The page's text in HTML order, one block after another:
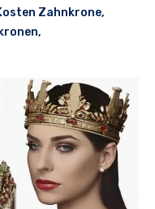
Zahnkrone,
,